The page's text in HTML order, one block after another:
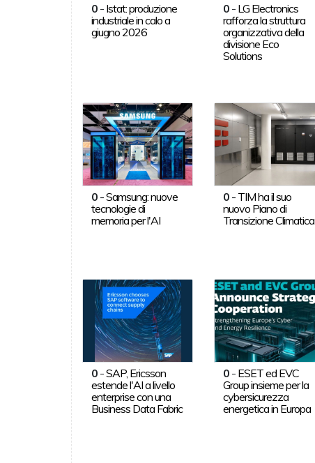
0- Istat: produzione
industriale in calo a
giugno 2026
0 - LG Electronics
rafforza la struttura
organizzativa della
divisione Eco
Solutions
0-Samsung: nuove
tecnologie di
memoria per l'AI
0 - TIM ha il suo
nuovo Piano di
Transizione Climatica
0-SAP, Ericsson
estende l'AI a livello
enterprise con una
Business Data Fabric
0 - ESET ed EVC
Group insieme per la
cybersicurezza
energetica in Europa